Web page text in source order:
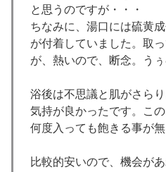
と思うのですが・・・
ちなみに、湯口には硫黄
が付着していました。取
が、熱いので、断念。うぅ
浴後は不思議と肌がさら
気持が良かったです。こ
何度入っても飽きる事が無
比較的安いので、機会が